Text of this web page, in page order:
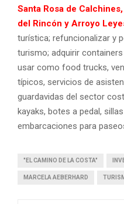
Santa Rosa de
del Rincón y Arroyo
turística; refuncionalizar y
turismo; adquirir
usar como food trucks,
típicos, servicios de
guardavidas del sector
kayaks, botes a pedal,
embarcaciones para
"EL CAMINO DE LA COSTA"
MARCELA AEBERHARD